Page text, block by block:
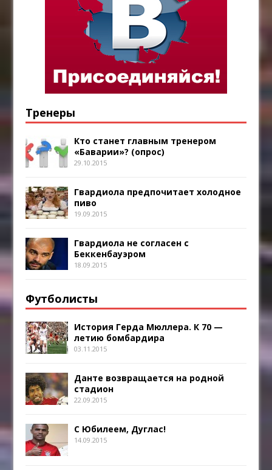
Тренеры
Кто станет главным тренером
«Баварии»? (опрос)
29.10.2015
Гвардиола предпочитает холодное
пиво
19.09.2015
Гвардиола не согласен с
Беккенбауэром
18.09.2015
Футболисты
История Герда Мюллера. К 70 —
летию бомбардира
03.11.2015
Данте возвращается на родной
стадион
22.09.2015
С Юбилеем, Дуглас!
14.09.2015